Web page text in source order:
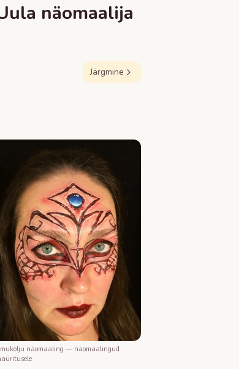
näomaalija
Järgmine
näomaaling — näomaalingud